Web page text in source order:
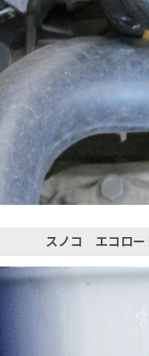
スノコ エコロー